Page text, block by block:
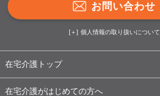
お問い合わせ
個人情報の取り扱いについて
在宅介護トップ
在宅介護がはじめての方へ